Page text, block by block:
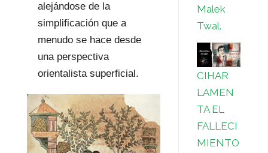
alejándose de la
simplificación que a
menudo se hace desde
una perspectiva
orientalista superficial.
Malek
Twal.
CIHAR
LAMEN
TA EL
FALLECI
MIENTO